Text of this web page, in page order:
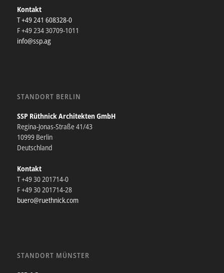
Kontakt
T +49 241 608328-0
F +49 234 30709-1011
info@ssp.ag
STANDORT BERLIN
SSP Rüthnick Architekten GmbH
Regina-Jonas-Straße 41/43
10999 Berlin
Deutschland
Kontakt
T +49 30 201714-0
F +49 30 201714-28
buero@ruethnick.com
STANDORT MÜNSTER